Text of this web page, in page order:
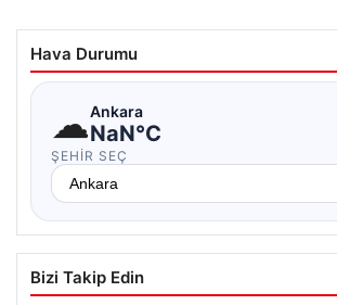
Hava Durumu
☁Ankara
NaN°C
ŞEHIR SEÇ
Bizi Takip Edin